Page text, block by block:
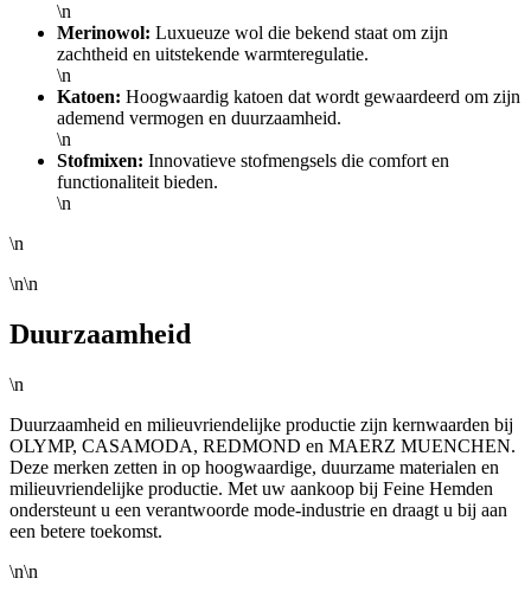
\n
Merinowol: Luxueuze wol die bekend staat om zijn
zachtheid en uitstekende warmteregulatie.
\n
Katoen: Hoogwaardig katoen dat wordt gewaardeerd om zijn
ademend vermogen en duurzaamheid.
\n
Stofmixen: Innovatieve stofmengsels die comfort en
functionaliteit bieden.
\n
\n
\n\n
Duurzaamheid
\n
Duurzaamheid en milieuvriendelijke productie zijn kernwaarden bij
OLYMP, CASAMODA, REDMOND en MAERZ MUENCHEN.
Deze merken zetten in op hoogwaardige, duurzame materialen en
milieuvriendelijke productie. Met uw aankoop bij Feine Hemden
ondersteunt u een verantwoorde mode-industrie en draagt u bij aan
een betere toekomst.
\n\n